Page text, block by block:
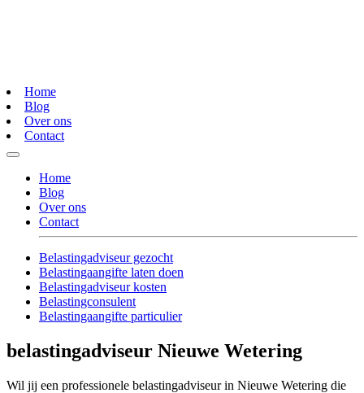
Home
Blog
Over ons
Contact
Home
Blog
Over ons
Contact
Belastingadviseur gezocht
Belastingaangifte laten doen
Belastingadviseur kosten
Belastingconsulent
Belastingaangifte particulier
belastingadviseur Nieuwe Wetering
Wil jij een professionele belastingadviseur in Nieuwe Wetering die